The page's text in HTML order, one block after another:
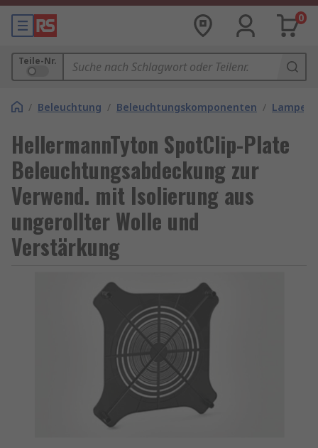
0
Teile-Nr.
/ Beleuchtung / Beleuchtungskomponenten /
HellermannTyton SpotClip-Plate
Beleuchtungsabdeckung zur
Verwend. mit Isolierung aus
ungerollter Wolle und
Verstärkung